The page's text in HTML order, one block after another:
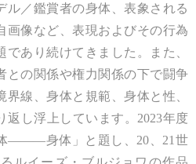
ル／鑑賞者の身体、表象される
画像など、表現およびその行為
であり続けてきました。また、
との関係や権力関係の下で闘争
線、身体と規範、身体と性、
返し浮上しています。2023年度
———身体」と題し、20、21世